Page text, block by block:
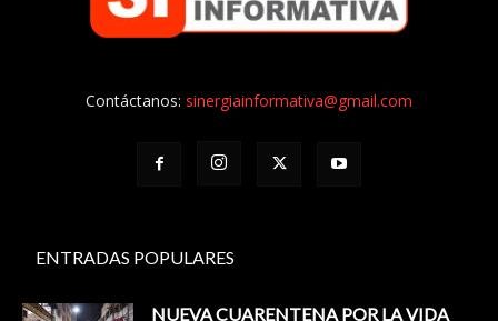
Contáctanos: sinergiainformativa@gmail.com
ENTRADAS POPULARES
NUEVA CUARENTENA POR LA VIDA